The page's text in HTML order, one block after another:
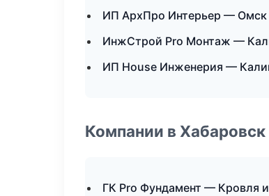
ИП АрхПро Интерьер — Омск
ИнжСтрой Pro Монтаж —
ИП House Инженерия —
Компании в Хабаровск
ГК Pro Фундамент — Кровля